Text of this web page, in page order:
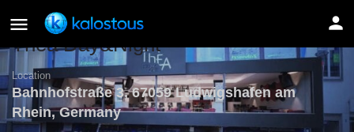
Thea Day&Night
Location
Bahnhofstraße 3, 67059 Ludwigshafen am
Rhein, Germany